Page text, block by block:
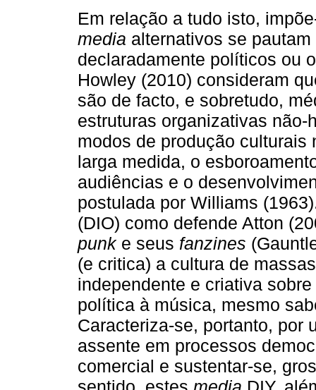
Em relação a tudo isto,
media alternativos se
declaradamente políticos ou
Howley (2010) consideram
são de facto, e sobretudo,
estruturas organizativas
modos de produção
larga medida, o
audiências e o
postulada por Williams
(DIO) como defende Atton
punke seus fanzines
(e critica) a cultura de
independente e criativa
política à música, mesmo
Caracteriza-se, portanto, por
assente em processos
comercial e sustentar-se,